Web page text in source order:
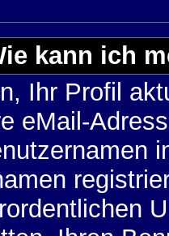
kann ich
Ihr Profil
eMail-